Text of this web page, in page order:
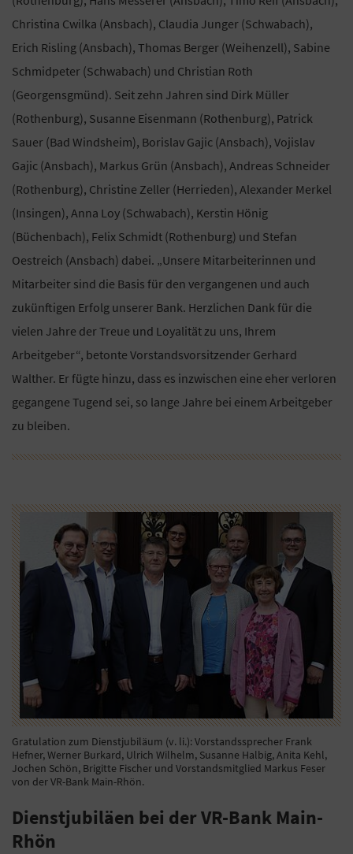
Christina Cwilka (Ansbach), Claudia Junger (Schwabach),
Erich Risling (Ansbach), Thomas Berger (Weihenzell), Sabine
Schmidpeter (Schwabach) und Christian Roth
(Georgensgmünd). Seit zehn Jahren sind Dirk Müller
(Rothenburg), Susanne Eisenmann (Rothenburg), Patrick
Sauer (Bad Windsheim), Borislav Gajic (Ansbach), Vojislav
Gajic (Ansbach), Markus Grün (Ansbach), Andreas Schneider
(Rothenburg), Christine Zeller (Herrieden), Alexander Merkel
(Insingen), Anna Loy (Schwabach), Kerstin Hönig
(Büchenbach), Felix Schmidt (Rothenburg) und Stefan
Oestreich (Ansbach) dabei. „Unsere Mitarbeiterinnen und
Mitarbeiter sind die Basis für den vergangenen und auch
zukünftigen Erfolg unserer Bank. Herzlichen Dank für die
vielen Jahre der Treue und Loyalität zu uns, Ihrem
Arbeitgeber“, betonte Vorstandsvorsitzender Gerhard
Walther. Er fügte hinzu, dass es inzwischen eine eher verloren
gegangene Tugend sei, so lange Jahre bei einem Arbeitgeber
zu bleiben.
Gratulation zum Dienstjubiläum (v. li.): Vorstandssprecher Frank
Hefner, Werner Burkard, Ulrich Wilhelm, Susanne Halbig, Anita Kehl,
Jochen Schön, Brigitte Fischer und Vorstandsmitglied Markus Feser
von der VR-Bank Main-Rhön.
Dienstjubiläen bei der VR-Bank Main-
Rhön